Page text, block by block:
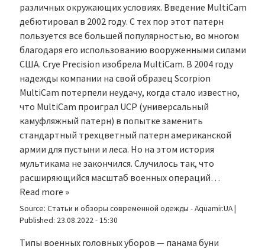
различных окружающих условиях. Введение MultiCam
дебютировал в 2002 году. С тех пор этот патерн
пользуется все большей популярностью, во многом
благодаря его использованию вооруженными силами
США. Crye Precision изобрела MultiCam. В 2004 году
надежды компании на свой образец Scorpion
MultiCam потерпели неудачу, когда стало известно,
что MultiCam проиграл UCP (универсальный
камуфляжный патерн) в попытке заменить
стандартный трехцветный патерн американской
армии для пустыни и леса. Но на этом история
мультикама не закончился. Случилось так, что
расширяющийся масштаб военных операций…
Read more »
Source: Статьи и обзоры современной одежды - Aquamir.UA|
Published: 23.08.2022 - 15:30
Типы военных головных уборов — панама буни